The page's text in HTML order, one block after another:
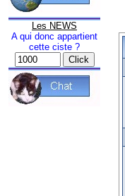
Les NEWS
A qui donc appartient
cette ciste ?